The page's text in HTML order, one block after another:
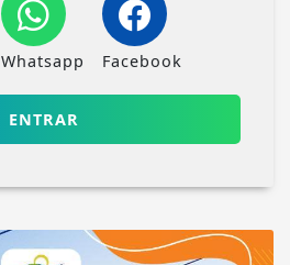
Whatsapp Facebook
ENTRAR